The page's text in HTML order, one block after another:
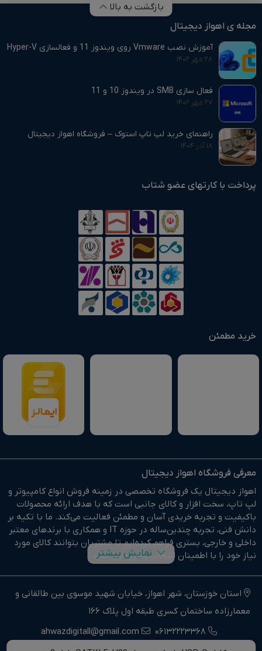
بازگشت به بالا
مجله ی اهواز دیجیتال
آموزش نصب Vmware روی ویندوز 11 و فعالسازی Hyper-V
۲۸ مهر ۱۴۰۲
فعال سازی SMB در ویندوز 10 و 11
۲۷ مهر ۱۴۰۲
راهنمای خرید لپ تاپ استوک – فروشگاه اهواز دیجیتال
۱۸ آذر ۱۴۰۴
پرداخت با کارتهای عضو شتاب
خرید مطمئن
معرفی فروشگاه اهواز دیجیتال
اهواز دیجیتال یک فروشگاه تخصصی در زمینه فروش انواع کامپیوتر و
لپ تاپ، سخت افزار و کالای جانبی است که با هدف ارائه محصولات
باکیفیت و تجربه خریدی آسان و مطمئن فعالیت می‌کند. ما با تکیه بر
دانش فنی، تجربه چندین‌ساله در حوزه IT و همکاری با برندهای معتبر
داخلی و خارجی، بستری فراهم کرده‌ایم تا مشتریان بتوانند کالای مورد
نیاز خود را با اطمینان انتخاب و خریداری کنند.
در وبسایت اهواز دیجیتال براحتی خرید آنلاین انجام دهید و در
کوتاهترین زمان ممکن کالای خود را تحویل بگیرید.
ما وارد کننده مستقیم انواع کامپیوتر،لپ تاپ و سخت افزار استوک و
اوپن باکس در جنوب غرب کشور هستیم.
اهواز دیجیتال نماینده فروش و خدمات انواع کامپیوترهای خانگی و
نمایش بیشتر
استان خوزستان، شهر اهواز، خیابان شهید موسوی بین طالقانی و
معمارزاده ساختمان کسری طبقه اول پلاک 166
06132223368
ahwazdigitall@gmail.com